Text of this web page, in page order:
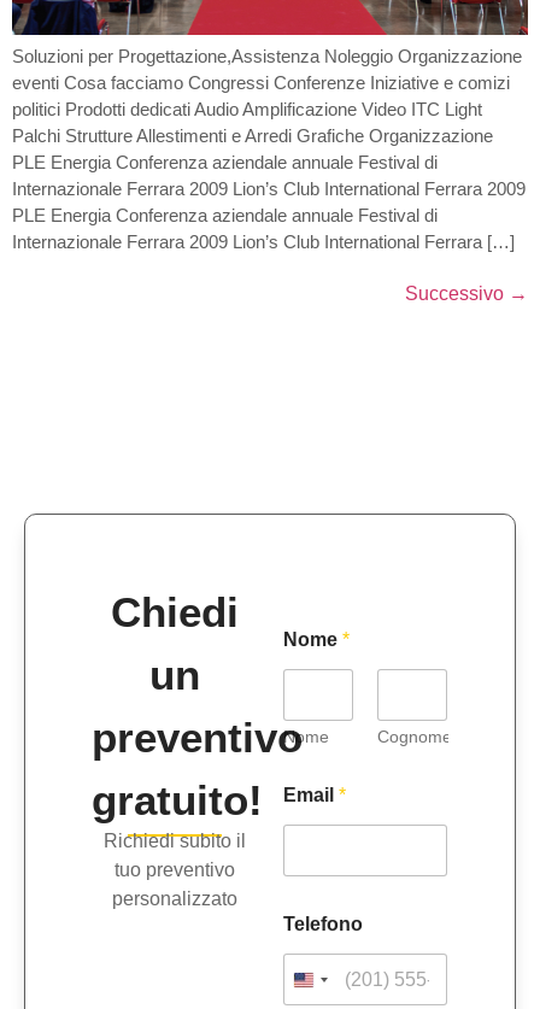
Soluzioni per Progettazione,Assistenza Noleggio Organizzazione
eventi Cosa facciamo Congressi Conferenze Iniziative e comizi
politici Prodotti dedicati Audio Amplificazione Video ITC Light
Palchi Strutture Allestimenti e Arredi Grafiche Organizzazione
PLE Energia Conferenza aziendale annuale Festival di
Internazionale Ferrara 2009 Lion’s Club International Ferrara 2009
PLE Energia Conferenza aziendale annuale Festival di
Internazionale Ferrara 2009 Lion’s Club International Ferrara […]
Successivo →
Chiedi
un
preventivo
gratuito!
Richiedi subito il
tuo preventivo
personalizzato
C
o
m
e
t
o
C
m
e
Nome *
Nome Cognome
Email *
Telefono